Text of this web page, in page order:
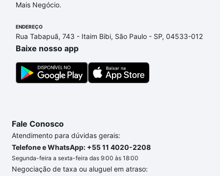
Mais Negócio.
ENDEREÇO
Rua Tabapuã, 743 - Itaim Bibi, São Paulo - SP, 04533-012
Baixe nosso app
Fale Conosco
Atendimento para dúvidas gerais:
Telefone e WhatsApp: +55 11 4020-2208
Segunda-feira a sexta-feira das 9:00 às 18:00
Negociação de taxa ou aluguel em atraso: